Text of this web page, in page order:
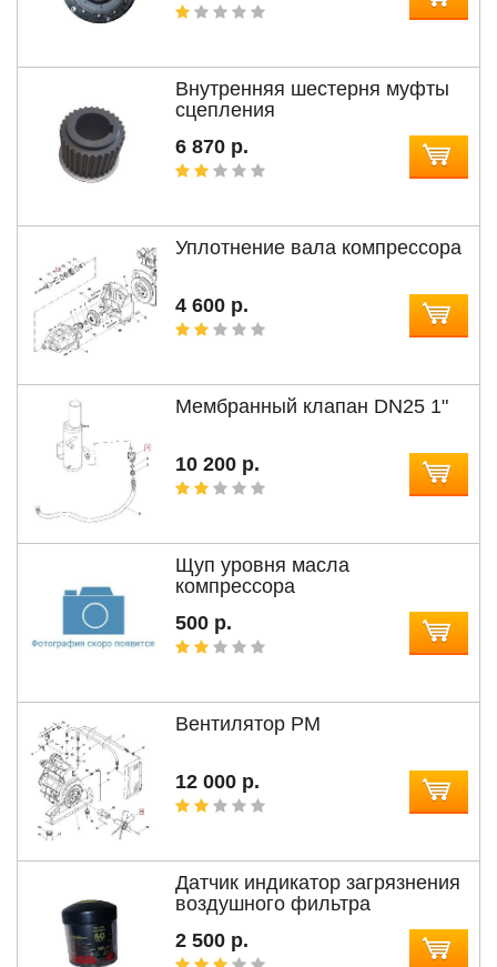
Внутренняя шестерня муфты
сцепления
6 870 р.
Уплотнение вала компрессора
4 600 р.
Мембранный клапан DN25 1"
10 200 р.
Щуп уровня масла
компрессора
500 р.
Вентилятор PM
12 000 р.
Датчик индикатор загрязнения
воздушного фильтра
2 500 р.